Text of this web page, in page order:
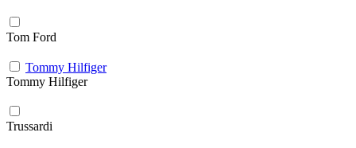
Tom Ford
Tommy Hilfiger
Tommy Hilfiger
Trussardi